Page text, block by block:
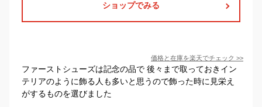
ショップでみる
価格と在庫を楽天でチェック >>
ファーストシューズは記念の品で 後々まで取っておきイン
テリアのように飾る人も多いと思うので飾った時に見栄え
がするものを選びました